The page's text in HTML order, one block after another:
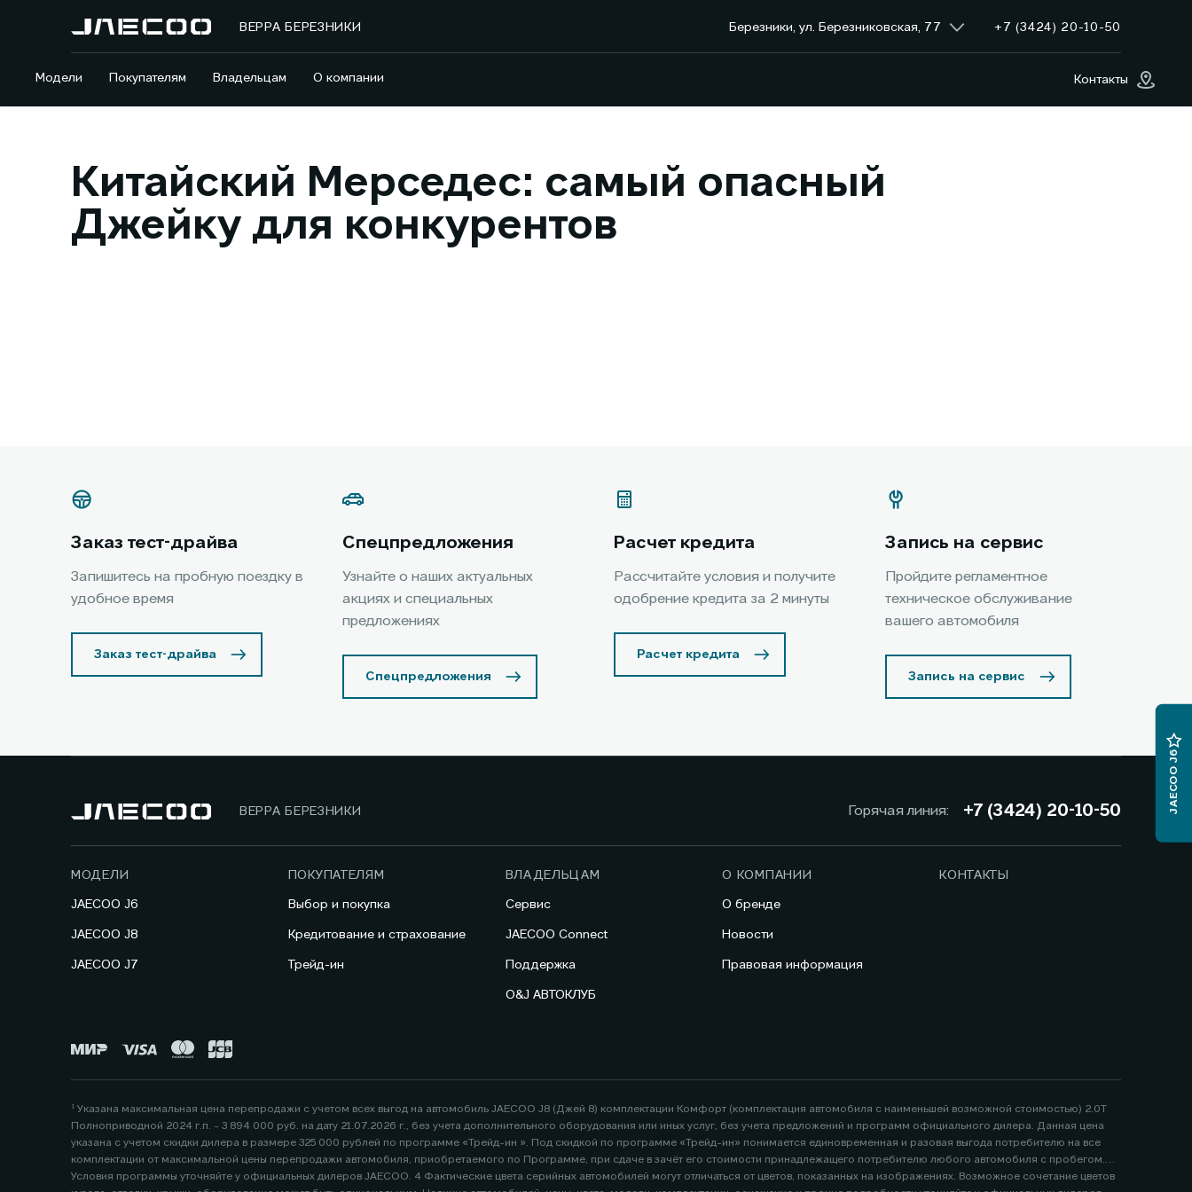
ВЕРРА БЕРЕЗНИКИ Березники, ул. Березниковская, 77 +7 (3424) 20-10-50
Модели Покупателям Владельцам О компании Контакты
JAECOO J6
Китайский Мерседес: cамый опасный
Джейку для конкурентов
Заказ тест-драйва
Запишитесь на пробную поездку в
удобное время
Заказ тест-драйва
Спецпредложения
Узнайте о наших актуальных
акциях и специальных
предложениях
Спецпредложения
Расчет кредита
Рассчитайте условия и получите
одобрение кредита за 2 минуты
Расчет кредита
Запись на сервис
Пройдите регламентное
техническое обслуживание
вашего автомобиля
Запись на сервис
ВЕРРА БЕРЕЗНИКИ Горячая линия: +7 (3424) 20-10-50
МОДЕЛИ
JAECOO J6
JAECOO J8
JAECOO J7
ПОКУПАТЕЛЯМ
Выбор и покупка
Кредитование и страхование
Трейд-ин
ВЛАДЕЛЬЦАМ
Сервис
JAECOO Connect
Поддержка
O&J АВТОКЛУБ
О КОМПАНИИ
О бренде
Новости
Правовая информация
КОНТАКТЫ
¹ Указана максимальная цена перепродажи с учетом всех выгод на автомобиль JAECOO J8 (Джей 8) комплектации Комфорт (комплектация автомобиля с наименьшей возможной стоимостью) 2.0Т
Полноприводной 2024 г.п. - 3 894 000 руб. на дату 21.07.2026 г., без учета дополнительного оборудования или иных услуг, без учета предложений и программ официального дилера. Данная цена
указана с учетом скидки дилера в размере 325 000 рублей по программе «Трейд-ин ». Под скидкой по программе «Трейд-ин» понимается единовременная и разовая выгода потребителю на все
комплектации от максимальной цены перепродажи автомобиля, приобретаемого по Программе, при сдаче в зачёт его стоимости принадлежащего потребителю любого автомобиля с пробегом.
Условия программы уточняйте у официальных дилеров JAECOO. 4 Фактические цвета серийных автомобилей могут отличаться от цветов, показанных на изображениях. Возможное сочетание цветов